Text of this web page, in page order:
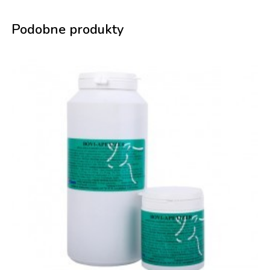
Podobne produkty